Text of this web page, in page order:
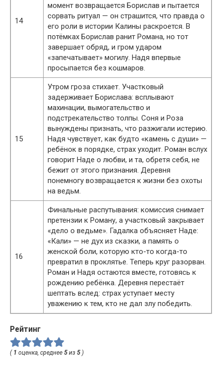
14
момент возвращается Борислав и пытается
сорвать ритуал — он страшится, что правда о
его роли в истории Калины раскроется. В
потёмках Борислав ранит Романа, но тот
завершает обряд, и гром ударом
«запечатывает» могилу. Надя впервые
просыпается без кошмаров.
15
Утром гроза стихает. Участковый
задерживает Борислава: всплывают
махинации, вымогательство и
подстрекательство толпы. Соня и Роза
вынуждены признать, что разжигали истерию.
Надя чувствует, как будто «камень с души» —
ребёнок в порядке, страх уходит. Роман вслух
говорит Наде о любви, и та, обретя себя, не
бежит от этого признания. Деревня
понемногу возвращается к жизни без охоты
на ведьм.
16
Финальные распутывания: комиссия снимает
претензии к Роману, а участковый закрывает
«дело о ведьме». Гадалка объясняет Наде:
«Кали» — не дух из сказки, а память о
женской боли, которую кто-то когда-то
превратил в проклятье. Теперь круг разорван.
Роман и Надя остаются вместе, готовясь к
рождению ребёнка. Деревня перестаёт
шептать вслед: страх уступает месту
уважению к тем, кто не дал злу победить.
Рейтинг
( 1 оценка, среднее 5 из 5 )